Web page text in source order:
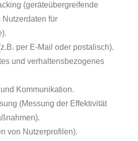
(geräteübergreifende
für
per E-Mail oder postalisch).
und verhaltensbezogenes
Kommunikation.
(Messung der Effektivität
von Nutzerprofilen).